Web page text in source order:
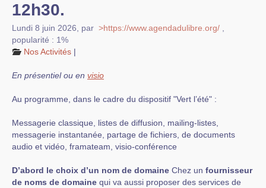
12h30.
Lundi 8 juin 2026 par >https://www.agendadulibre.org/
popularité : 1%
Nos Activités |
En présentiel ou en visio
Au programme, dans le cadre du dispositif "Vert l’été" :
Messagerie classique, listes de diffusion, mailing-listes,
messagerie instantanée, partage de fichiers, de documents
audio et vidéo, framateam, visio-conférence
D’abord le choix d’un nom de domaine Chez un fournisseur
de noms de domaine qui va aussi proposer des services de